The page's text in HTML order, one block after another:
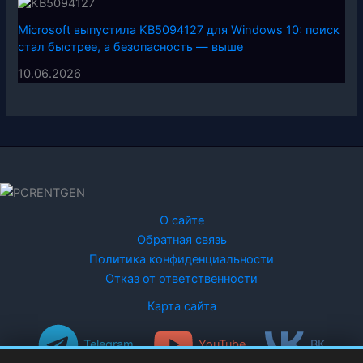
Microsoft выпустила KB5094127 для Windows 10: поиск
стал быстрее, а безопасность — выше
10.06.2026
О сайте
Обратная связь
Политика конфиденциальности
Отказ от ответственности
Карта сайта
Telegram YouTube ВК